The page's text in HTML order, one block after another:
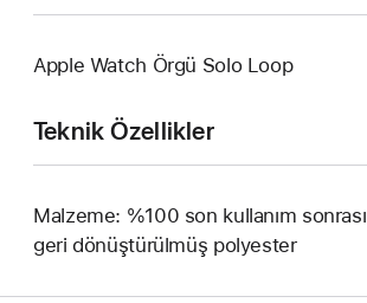
Apple Watch Örgü Solo Loop
Teknik Özellikler
Malzeme: %100 son kullanım sonrası
geri dönüştürülmüş polyester